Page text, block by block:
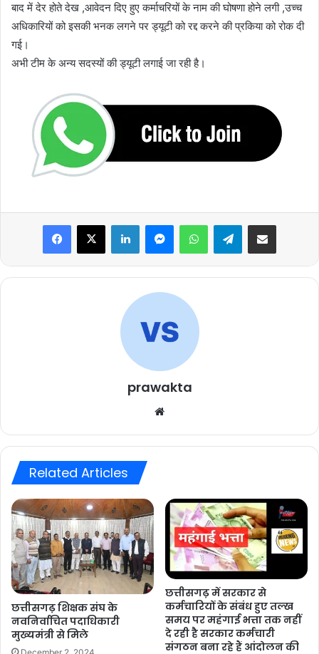
बाद में देर होते देख ,आवेदन दिए हुए कर्माचरियों के नाम की घोषणा होने लगी ,उच्च
अधिकारियों को इसकी भनक लगने पर ड्यूटी को रद्द करने की प्रकिया को रोक दी
गई।
अभी टीम के अन्य सदस्यों की ड्यूटी लगाई जा रही है।
Facebook
X LinkedInMessengerWhatsAppTelegramShare via Email
prawakta
Related Articles
छत्तीसगढ़ शिक्षक संघ के
नवनिर्वाचित पदाधिकारी
मुख्यमंत्री से मिले
December 2, 2024
छत्तीसगढ़ में सरकार से
कर्मचारियों के संबंध हुए तल्ख
समय पर महंगाई भत्ता तक नहीं
दे रही है सरकार कर्मचारी
संगठन बना रहे हैं आंदोलन की